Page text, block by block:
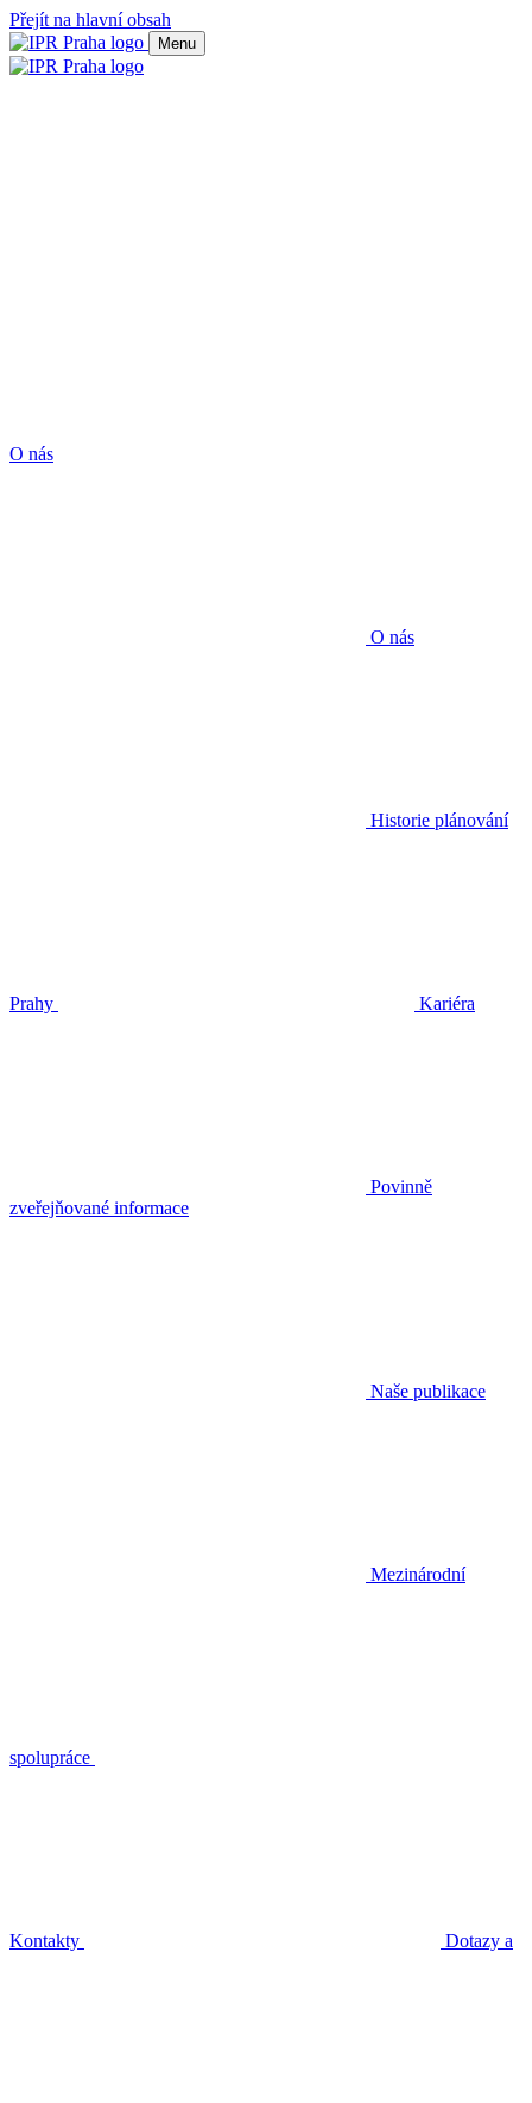
Přejít na hlavní obsah
Menu
O nás
O nás
Historie plánování
Prahy Kariéra
Povinně
zveřejňované informace
Naše publikace
Mezinárodní
spolupráce
Kontakty Dotazy a